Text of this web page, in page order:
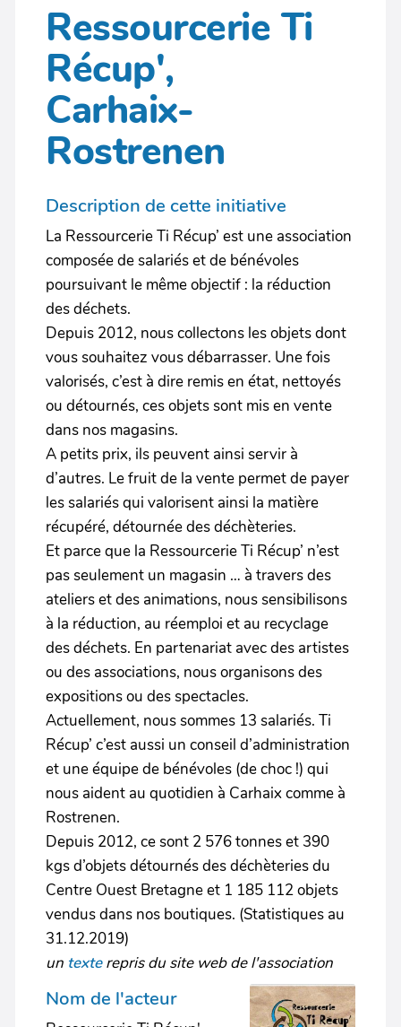
Ressourcerie Ti
Récup',
Carhaix-
Rostrenen
Description de cette initiative
La Ressourcerie Ti Récup’ est une association
composée de salariés et de bénévoles
poursuivant le même objectif : la réduction
des déchets.
Depuis 2012, nous collectons les objets dont
vous souhaitez vous débarrasser. Une fois
valorisés, c’est à dire remis en état, nettoyés
ou détournés, ces objets sont mis en vente
dans nos magasins.
A petits prix, ils peuvent ainsi servir à
d’autres. Le fruit de la vente permet de payer
les salariés qui valorisent ainsi la matière
récupéré, détournée des déchèteries.
Et parce que la Ressourcerie Ti Récup’ n’est
pas seulement un magasin … à travers des
ateliers et des animations, nous sensibilisons
à la réduction, au réemploi et au recyclage
des déchets. En partenariat avec des artistes
ou des associations, nous organisons des
expositions ou des spectacles.
Actuellement, nous sommes 13 salariés. Ti
Récup’ c’est aussi un conseil d’administration
et une équipe de bénévoles (de choc !) qui
nous aident au quotidien à Carhaix comme à
Rostrenen.
Depuis 2012, ce sont 2 576 tonnes et 390
kgs d’objets détournés des déchèteries du
Centre Ouest Bretagne et 1 185 112 objets
vendus dans nos boutiques. (Statistiques au
31.12.2019)
un texterepris du site web de l'association
Nom de l'acteur